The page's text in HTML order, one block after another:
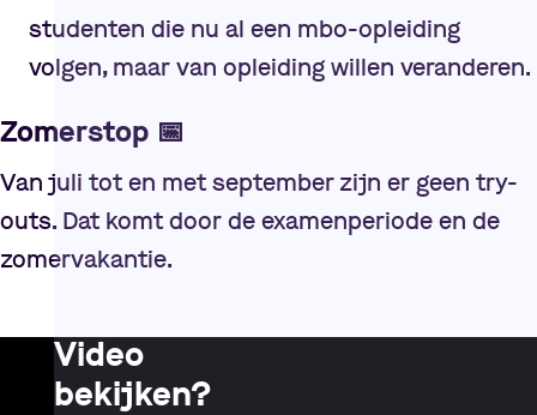
studenten die nu al een mbo-opleiding
volgen, maar van opleiding willen veranderen.
Zomerstop 📅
Van juli tot en met september zijn er geen try-
outs. Dat komt door de examenperiode en de
zomervakantie.
Video
bekijken?